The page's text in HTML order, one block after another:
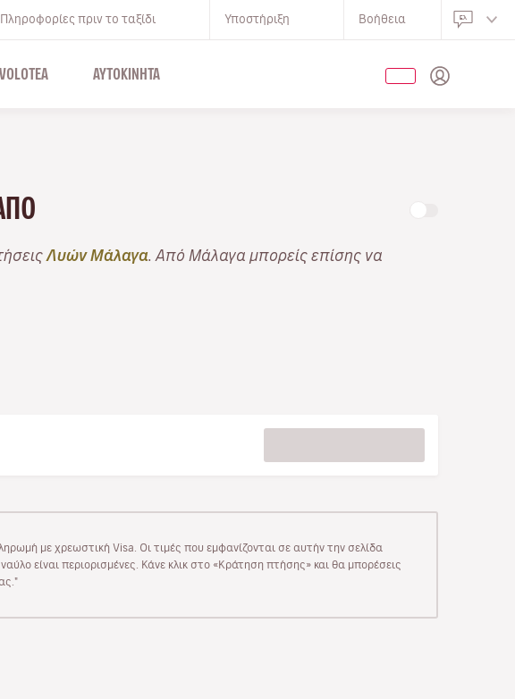
Πληροφορίες πριν το ταξίδι Υποστήριξη Βοήθεια
VOLOTEA ΑΥΤΟΚΊΝΗΤΑ
Λυών Μάλαγα . Από Μάλαγα μπορείς επίσης να
με χρεωστική Visa. Οι τιμές που εμφανίζονται σε αυτήν την σελίδα
είναι περιορισμένες. Κάνε κλικ στο «Κράτηση πτήσης» και θα μπορέσεις